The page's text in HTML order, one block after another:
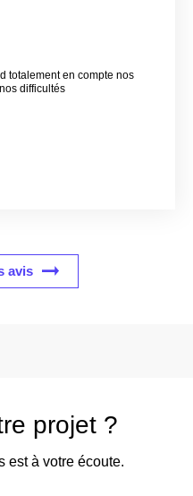
totalement en compte nos
difficultés
avis
projet ?
est à votre écoute.